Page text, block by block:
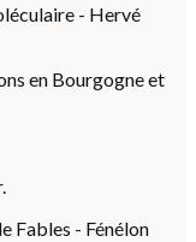
- Hervé
en Bourgogne et
Fables - Fénélon